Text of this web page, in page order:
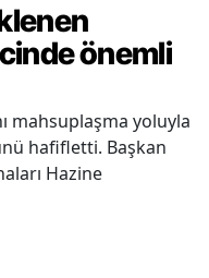
önemli
mahsuplaşma yoluyla
hafifletti. Başkan
Hazine